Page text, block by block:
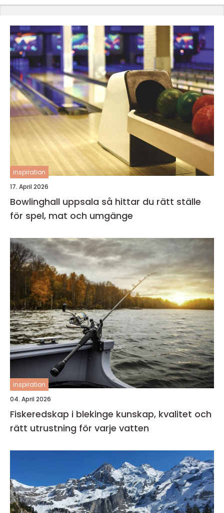
inspiration
17. April 2026
Bowlinghall uppsala så hittar du rätt ställe
för spel, mat och umgänge
inspiration
04. April 2026
Fiskeredskap i blekinge kunskap, kvalitet och
rätt utrustning för varje vatten